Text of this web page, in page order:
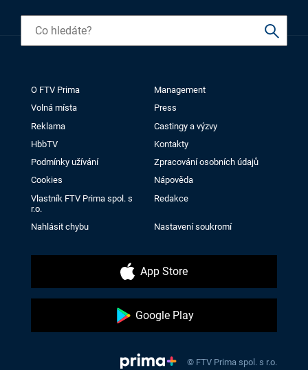
O FTV Prima
Management
Volná místa
Press
Reklama
Castingy a výzvy
HbbTV
Kontakty
Podmínky užívání
Zpracování osobních údajů
Cookies
Nápověda
Vlastník FTV Prima spol. s
r.o.
Redakce
Nahlásit chybu Nastavení soukromí
App Store
Google Play
© FTV Prima spol. s r.o.